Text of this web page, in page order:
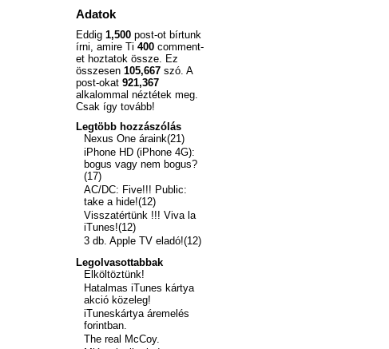
Adatok
Eddig 1,500 post-ot bírtunk
írni, amire Ti 400 comment-
et hoztatok össze. Ez
összesen 105,667 szó. A
post-okat 921,367
alkalommal néztétek meg.
Csak így tovább!
Legtöbb hozzászólás
Nexus One áraink(21)
iPhone HD (iPhone 4G):
bogus vagy nem bogus?
(17)
AC/DC: Five!!! Public:
take a hide!(12)
Visszatértünk !!! Viva la
iTunes!(12)
3 db. Apple TV eladó!(12)
Legolvasottabbak
Elköltöztünk!
Hatalmas iTunes kártya
akció közeleg!
iTuneskártya áremelés
forintban.
The real McCoy.